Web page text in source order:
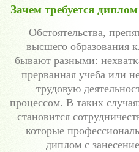
Зачем требуется
Обстоятельства,
высшего образования
бывают разными:
прерванная учеба или
трудовую
процессом. В таких
становится
которые
диплом с